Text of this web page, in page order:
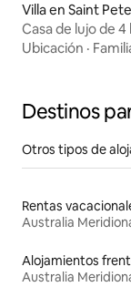
Villa en Saint
Casa de lujo de
alberca y jardín
Ubicación ·
Destinos
Otros tipos de
Rentas
Australia
Alojamientos
Australia